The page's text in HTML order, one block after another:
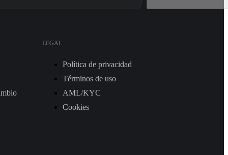
LEGAL
Política de privacidad
Términos de uso
AML/KYC
Cookies